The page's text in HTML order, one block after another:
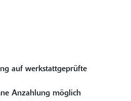
auf werkstattgeprüfte
Anzahlung möglich